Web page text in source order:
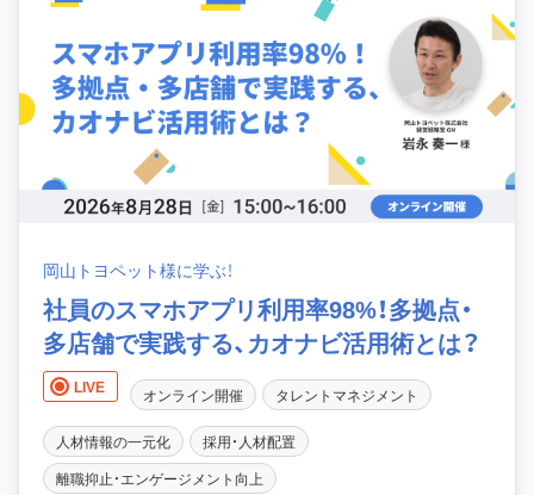
岡山トヨペット様に学ぶ！
社員のスマホアプリ利用率98%！多拠点・
多店舗で実践する、カオナビ活用術とは？
LIVE オンライン開催 タレントマネジメント
人材情報の一元化
採用・人材配置
離職抑止・エンゲージメント向上